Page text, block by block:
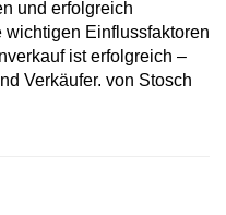
und erfolgreich
Einflussfaktoren
ist erfolgreich –
Verkäufer. von Stosch